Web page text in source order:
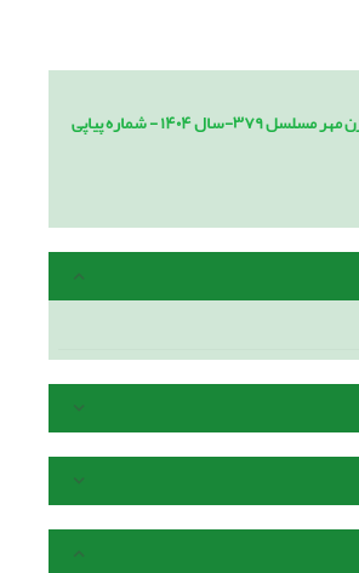
دوره 34، مجله پیام زن مهر مسلسل ۳۷۹-سال ۱۴۰۴ - شماره پیاپی